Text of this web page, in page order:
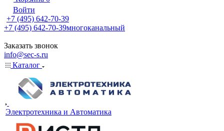
Войти
+7 (495) 642-70-39
+7 (495) 642-70-39многоканальный
Заказать звонок
info@sec-s.ru
Каталог
Электротехника и Автоматика